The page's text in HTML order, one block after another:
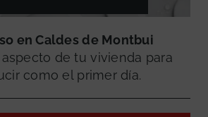
en Caldes de Montbui
de tu vivienda para
como el primer día.